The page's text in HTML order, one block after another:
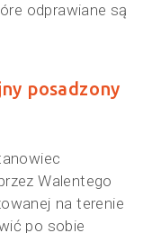
odprawiane są
posadzony
Walentego
na terenie
po sobie